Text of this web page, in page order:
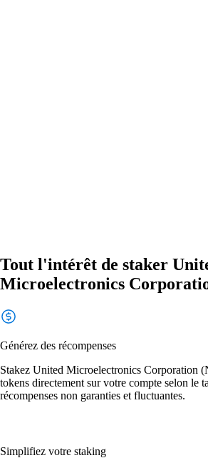
Tout l'intérêt de staker
Microelectronics
Générez des récompenses
Stakez United Microelectronics Corporation
tokens directement sur votre compte selon le
récompenses non garanties et fluctuantes.
Simplifiez votre staking